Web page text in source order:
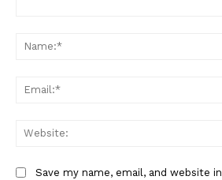
Save my name, email, and website